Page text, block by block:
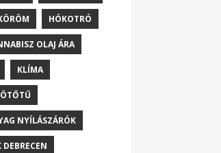
HÓKOTRÓ
OLAJ ÁRA
KLÍMA
NYÍLÁSZÁRÓK